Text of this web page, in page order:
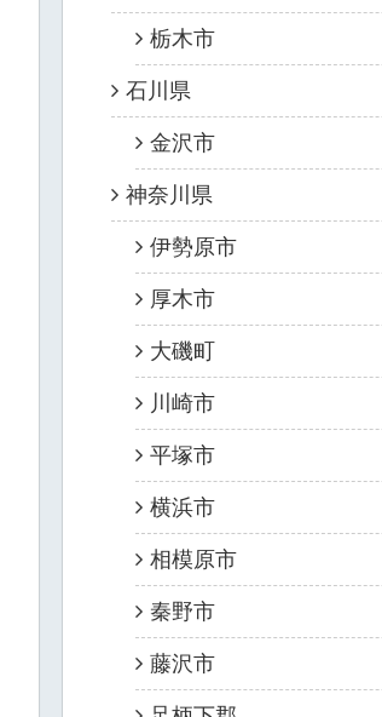
栃木市
石川県
金沢市
神奈川県
伊勢原市
厚木市
大磯町
川崎市
平塚市
横浜市
相模原市
秦野市
藤沢市